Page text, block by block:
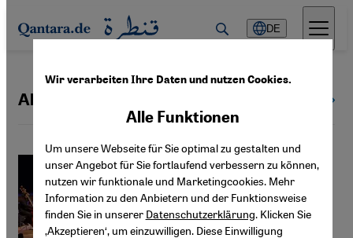
Direkt zum Inhalt springen
DE
Al-Andalus / Andalusien
Wir verarbeiten Ihre Daten und nutzen Cookies.
Alle Funktionen
Um unsere Webseite für Sie optimal zu gestalten und
unser Angebot für Sie fortlaufend verbessern zu können,
nutzen wir funktionale und Marketingcookies. Mehr
Information zu den Anbietern und der Funktionsweise
finden Sie in unserer Datenschutzerklärung. Klicken Sie
‚Akzeptieren‘, um einzuwilligen. Diese Einwilligung